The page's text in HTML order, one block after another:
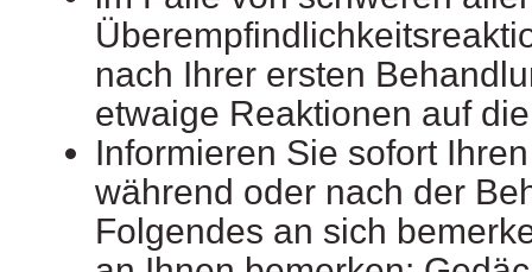
nach Ihrer ersten
etwaige Reaktionen auf
Informieren Sie sofort
während oder nach der
Folgendes an sich